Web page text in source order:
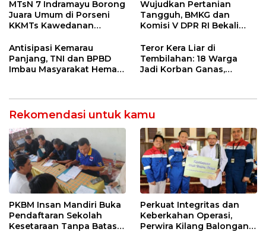
55 Tol Binjai–Langsa
Entaskan Kemiskinan di
Indramayu
MTsN 7 Indramayu Borong
Juara Umum di Porseni
KKMTs Kawedanan
Wujudkan Pertanian
Tangguh, BMKG dan
Komisi V DPR RI Bekali
Sekolah Lapang Iklim
Antisipasi Kemarau
Panjang, TNI dan BPBD
Imbau Masyarakat Hemat
Teror Kera Liar di
Tembilahan: 18 Warga
Jadi Korban Ganas,
Rekomendasi untuk kamu
PKBM Insan Mandiri Buka
Pendaftaran Sekolah
Kesetaraan Tanpa Batas
Perkuat Integritas dan
Keberkahan Operasi,
Perwira Kilang Balongan